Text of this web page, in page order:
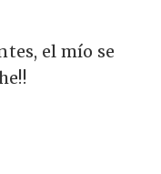
el mío se